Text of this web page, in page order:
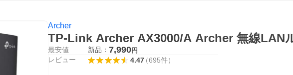
Archer
TP-Link Archer AX3000/A Archer 無線LAN
最安値 新品： 7,990円
レビュー 4.47（695件）